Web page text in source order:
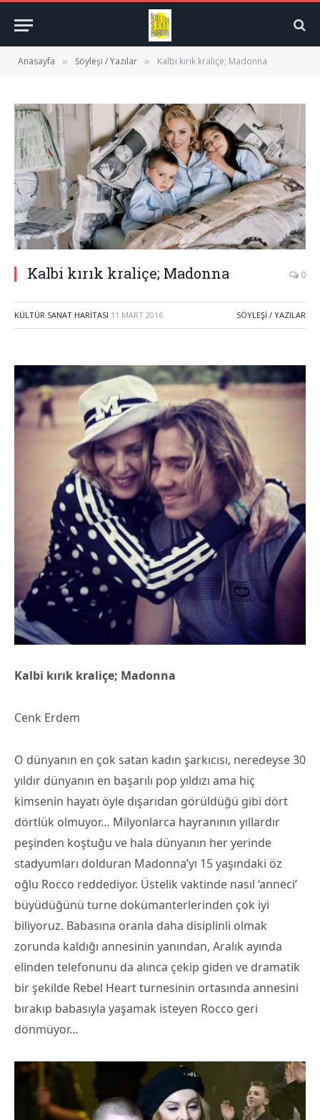
Anasayfa » Söyleşi / Yazılar » Kalbi kırık kraliçe; Madonna
Kalbi kırık kraliçe; Madonna 0
KÜLTÜR SANAT HARITASI 11 MART 2016 SÖYLEŞI / YAZILAR
Kalbi kırık kraliçe; Madonna
Cenk Erdem
O dünyanın en çok satan kadın şarkıcısı, neredeyse 30
yıldır dünyanın en başarılı pop yıldızı ama hiç
kimsenin hayatı öyle dışarıdan görüldüğü gibi dört
dörtlük olmuyor… Milyonlarca hayranının yıllardır
peşinden koştuğu ve hala dünyanın her yerinde
stadyumları dolduran Madonna’yı 15 yaşındaki öz
oğlu Rocco reddediyor. Üstelik vaktinde nasıl ‘anneci’
büyüdüğünü turne dokümanterlerinden çok iyi
biliyoruz. Babasına oranla daha disiplinli olmak
zorunda kaldığı annesinin yanından, Aralık ayında
elinden telefonunu da alınca çekip giden ve dramatik
bir şekilde Rebel Heart turnesinin ortasında annesini
bırakıp babasıyla yaşamak isteyen Rocco geri
dönmüyor…